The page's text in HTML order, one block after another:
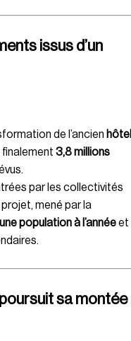
issus d’un
de l’ancien hôtel
3,8 millions
par les collectivités
mené par la
population à l’annéeet
sa montée